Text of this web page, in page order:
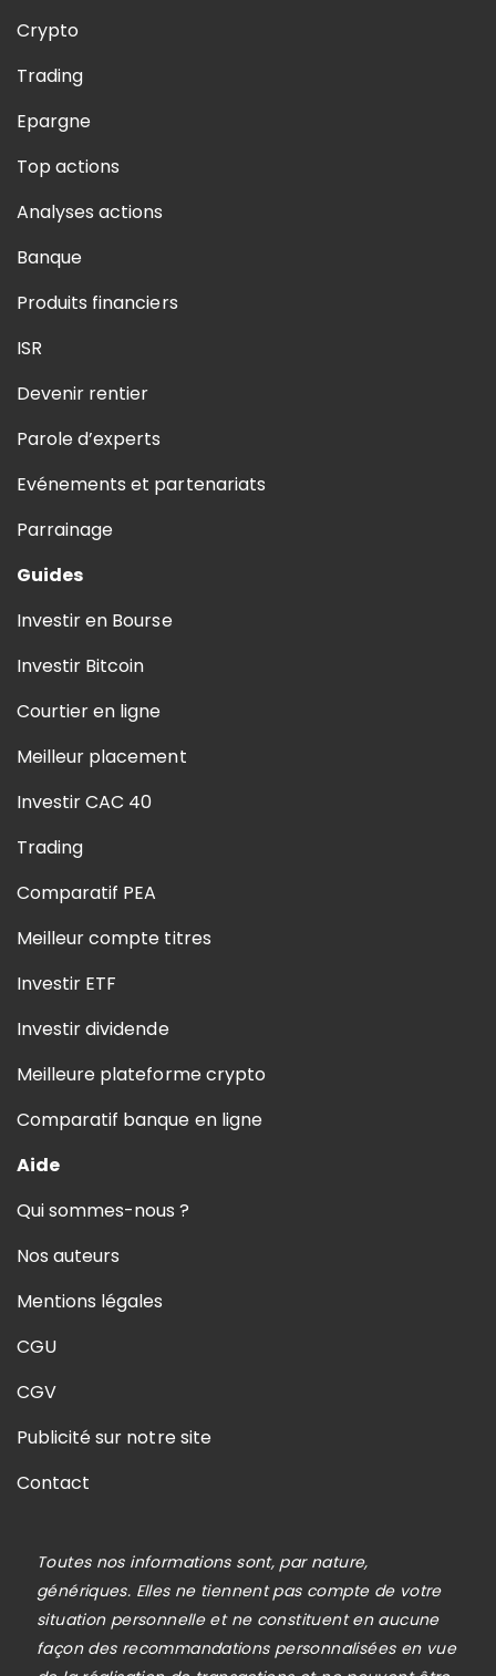
Crypto
Trading
Epargne
Top actions
Analyses actions
Banque
Produits financiers
ISR
Devenir rentier
Parole d’experts
Evénements et partenariats
Parrainage
Guides
Investir en Bourse
Investir Bitcoin
Courtier en ligne
Meilleur placement
Investir CAC 40
Trading
Comparatif PEA
Meilleur compte titres
Investir ETF
Investir dividende
Meilleure plateforme crypto
Comparatif banque en ligne
Aide
Qui sommes-nous ?
Nos auteurs
Mentions légales
CGU
CGV
Publicité sur notre site
Contact
Toutes nos informations sont, par nature,
génériques. Elles ne tiennent pas compte de votre
situation personnelle et ne constituent en aucune
façon des recommandations personnalisées en vue